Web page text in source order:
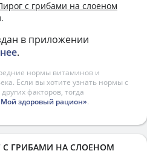
с грибами на слоеном
в приложении
.
нормы витаминов и
Если вы хотите узнать нормы с
факторов, тогда
здоровый рацион».
С ГРИБАМИ НА СЛОЕНОМ